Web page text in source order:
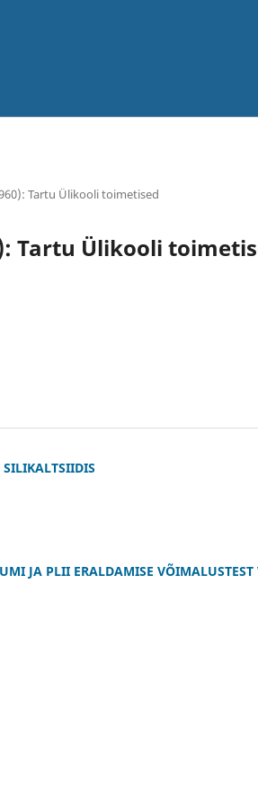
Tartu Ülikooli toimetised
Tartu Ülikooli
JA PLII ERALDAMISE